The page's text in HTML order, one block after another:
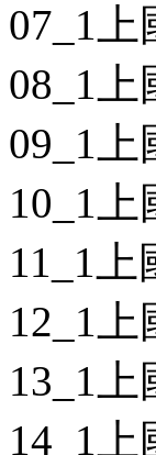
07_1
08_1
09_1
10_1
11_1
12_1
13_1
14_1